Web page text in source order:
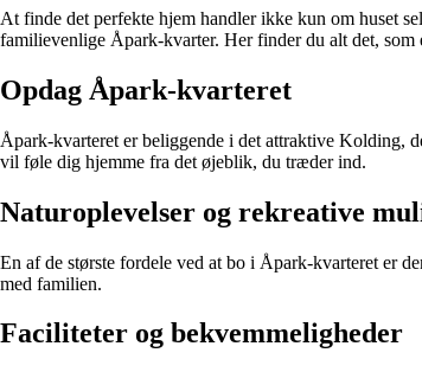
At finde det perfekte hjem handler ikke kun om huset
familievenlige Åpark-kvarter. Her finder du alt det,
Opdag Åpark-kvarteret
Åpark-kvarteret er beliggende i det attraktive Kolding,
vil føle dig hjemme fra det øjeblik, du træder ind.
Naturoplevelser og rekreative
En af de største fordele ved at bo i Åpark-kvarteret er
med familien.
Faciliteter og bekvemmeligheder